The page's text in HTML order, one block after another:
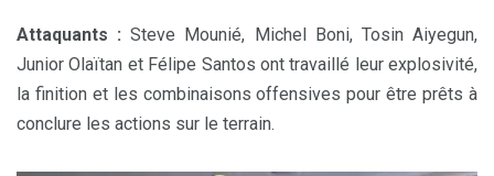
Attaquants : Steve Mounié, Michel Boni, Tosin Aiyegun,
Junior Olaïtan et Félipe Santos ont travaillé leur explosivité,
la finition et les combinaisons offensives pour être prêts à
conclure les actions sur le terrain.